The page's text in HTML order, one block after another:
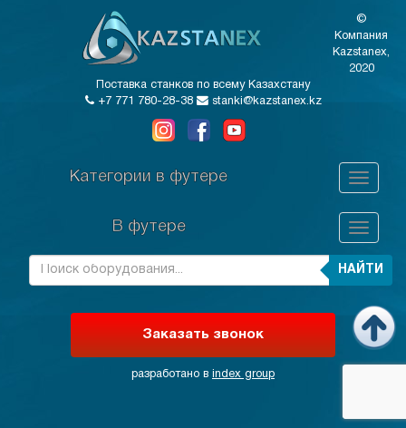
©
Компания
Kazstanex,
2020
Поставка станков по всему Казахстану
+7 771 780-28-38
stanki@kazstanex.kz
Категории в футере
В футере
НАЙТИ
Заказать звонок
разработано в index group